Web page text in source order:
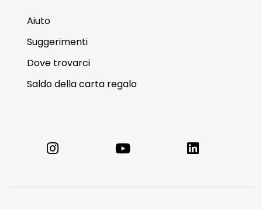
Aiuto
Suggerimenti
Dove trovarci
Saldo della carta regalo